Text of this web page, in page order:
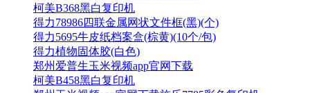
柯美B368黑白复印机
得力78986四联金属网状文件框(黑)(个)
得力5695牛皮纸档案盒(棕黄)(10个/包)
得力植物固体胶(白色)
郑州爱普生玉米视频app官网下载
柯美B458黑白复印机